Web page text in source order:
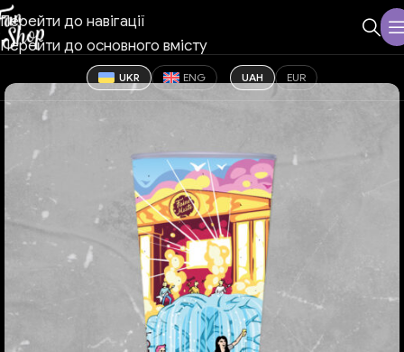
Перейти до навігації
Перейти до основного вмісту
UKR ENG UAH EUR